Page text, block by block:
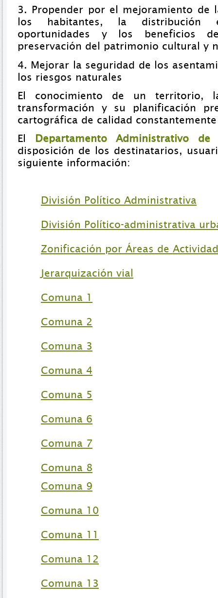
3. Propender por el mejoramiento de
los habitantes, la distribución
oportunidades y los beneficios
preservación del patrimonio cultural y
4. Mejorar la seguridad de los
los riesgos naturales
El conocimiento de un territorio,
transformación y su planificación
cartográfica de calidad
El Departamento Administrativo de
disposición de los destinatarios,
siguiente información:
División Político Administrativa
División Político-administrativa
Zonificación por Áreas de Actividad
Jerarquización vial
Comuna 1
Comuna 2
Comuna 3
Comuna 4
Comuna 5
Comuna 6
Comuna 7
Comuna 8
Comuna 9
Comuna 10
Comuna 11
Comuna 12
Comuna 13